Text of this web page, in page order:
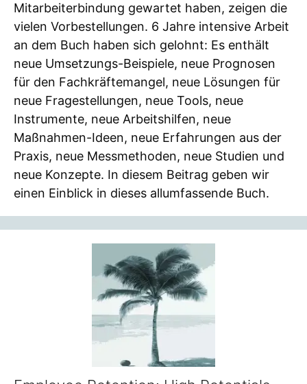
Mitarbeiterbindung gewartet haben, zeigen die
vielen Vorbestellungen. 6 Jahre intensive Arbeit
an dem Buch haben sich gelohnt: Es enthält
neue Umsetzungs-Beispiele, neue Prognosen
für den Fachkräftemangel, neue Lösungen für
neue Fragestellungen, neue Tools, neue
Instrumente, neue Arbeitshilfen, neue
Maßnahmen-Ideen, neue Erfahrungen aus der
Praxis, neue Messmethoden, neue Studien und
neue Konzepte. In diesem Beitrag geben wir
einen Einblick in dieses allumfassende Buch.